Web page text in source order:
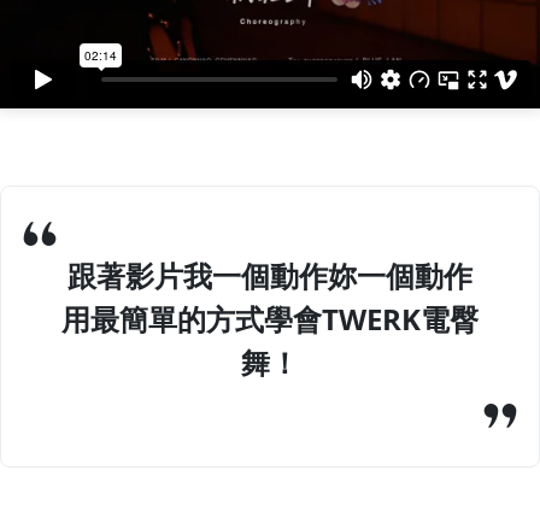
跟著影片我一個動作妳一個動作
用最簡單的方式學會TWERK電臀
舞！